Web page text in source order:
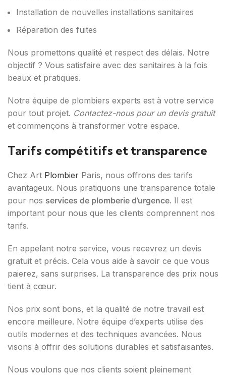
Installation de nouvelles installations sanitaires
Réparation des fuites
Nous promettons qualité et respect des délais. Notre
objectif ? Vous satisfaire avec des sanitaires à la fois
beaux et pratiques.
Notre équipe de plombiers experts est à votre service
pour tout projet. Contactez-nous pour un devis gratuit
et commençons à transformer votre espace.
Tarifs compétitifs et transparence
Chez Art Plombier Paris, nous offrons des tarifs
avantageux. Nous pratiquons une transparence totale
pour nos services de plomberie d’urgence. Il est
important pour nous que les clients comprennent nos
tarifs.
En appelant notre service, vous recevrez un devis
gratuit et précis. Cela vous aide à savoir ce que vous
paierez, sans surprises. La transparence des prix nous
tient à cœur.
Nos prix sont bons, et la qualité de notre travail est
encore meilleure. Notre équipe d’experts utilise des
outils modernes et des techniques avancées. Nous
visons à offrir des solutions durables et satisfaisantes.
Nous voulons que nos clients soient pleinement